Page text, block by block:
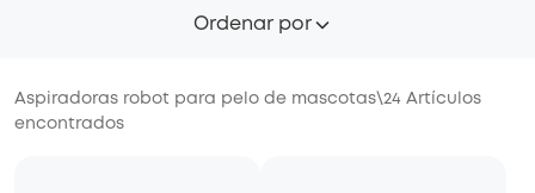
Ordenar por
Aspiradoras robot para pelo de mascotas\24 Artículos
encontrados